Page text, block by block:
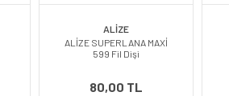
ALİZE
ALİZE SUPERLANA MAXİ
599 Fil Dişi
80,00 TL